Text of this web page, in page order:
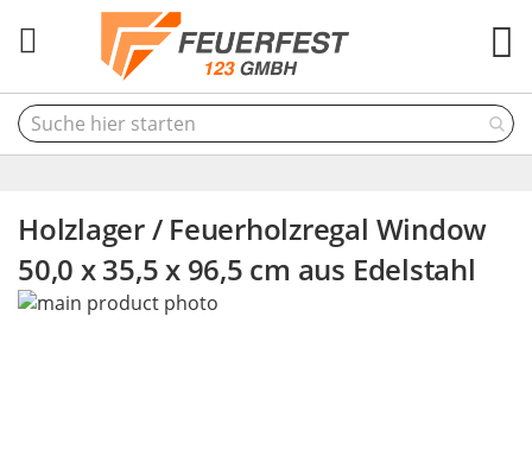
Holzlager / Feuerholzregal Window
50,0 x 35,5 x 96,5 cm aus Edelstahl
Skip